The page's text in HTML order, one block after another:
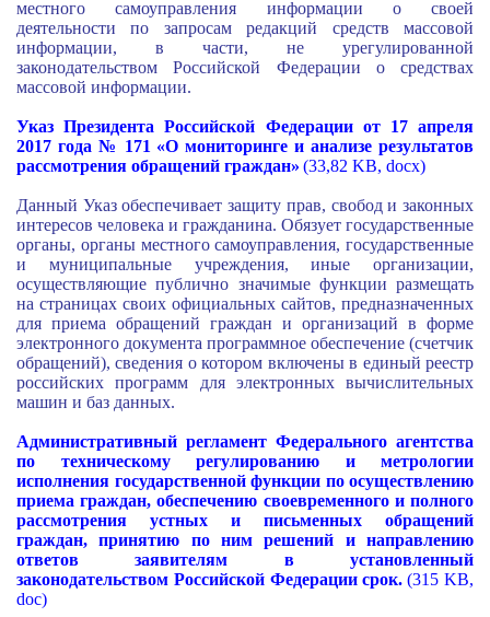
местного самоуправления информации о своей
деятельности по запросам редакций средств массовой
информации, в части, не урегулированной
законодательством Российской Федерации о средствах
массовой информации.
Указ Президента Российской Федерации от 17 апреля
2017 года № 171 «О мониторинге и анализе результатов
рассмотрения обращений граждан» (33,82 KB, docx)
Данный Указ обеспечивает защиту прав, свобод и законных
интересов человека и гражданина. Обязует государственные
органы, органы местного самоуправления, государственные
и муниципальные учреждения, иные организации,
осуществляющие публично значимые функции размещать
на страницах своих официальных сайтов, предназначенных
для приема обращений граждан и организаций в форме
электронного документа программное обеспечение (счетчик
обращений), сведения о котором включены в единый реестр
российских программ для электронных вычислительных
машин и баз данных.
Административный регламент Федерального агентства
по техническому регулированию и метрологии
исполнения государственной функции по осуществлению
приема граждан, обеспечению своевременного и полного
рассмотрения устных и письменных обращений
граждан, принятию по ним решений и направлению
ответов заявителям в установленный
законодательством Российской Федерации срок. (315 KB,
doc)